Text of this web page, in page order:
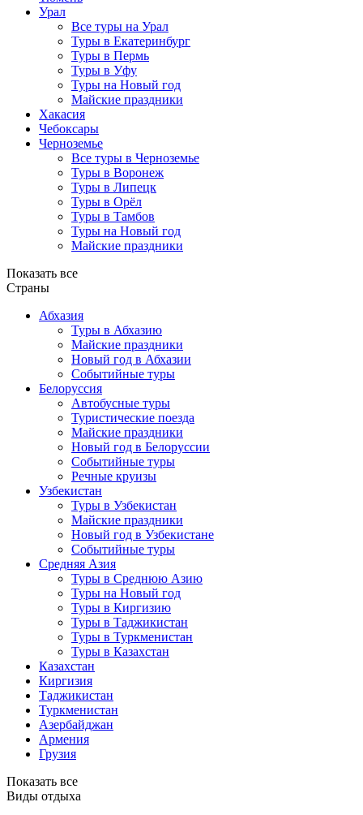
Урал
Все туры на Урал
Туры в Екатеринбург
Туры в Пермь
Туры в Уфу
Туры на Новый год
Майские праздники
Хакасия
Чебоксары
Черноземье
Все туры в Черноземье
Туры в Воронеж
Туры в Липецк
Туры в Орёл
Туры в Тамбов
Туры на Новый год
Майские праздники
Показать все
Страны
Абхазия
Туры в Абхазию
Майские праздники
Новый год в Абхазии
Событийные туры
Белоруссия
Автобусные туры
Туристические поезда
Майские праздники
Новый год в Белоруссии
Событийные туры
Речные круизы
Узбекистан
Туры в Узбекистан
Майские праздники
Новый год в Узбекистане
Событийные туры
Средняя Азия
Туры в Среднюю Азию
Туры на Новый год
Туры в Киргизию
Туры в Таджикистан
Туры в Туркменистан
Туры в Казахстан
Казахстан
Киргизия
Таджикистан
Туркменистан
Азербайджан
Армения
Грузия
Показать все
Виды отдыха